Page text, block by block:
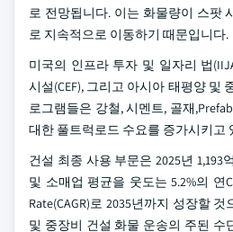
로 전망됩니다. 이는 화물량이 스팟
로 지속적으로 이동하기 때문입니다.
미국의 인프라 투자 및 일자리 법
시설(CEF), 그리고 아시아 태평양 및
로그램들은 강철, 시멘트, 골재
대한 풀트럭로드 수요를 증가시키고
건설 최종 사용 부문은 2025년 1,193
및 소매업 평균을 웃도는 5.2%의 연
Rate(CAGR)로 2035년까지 성장할
및 중장비 건설 화물 운송의 주된 수